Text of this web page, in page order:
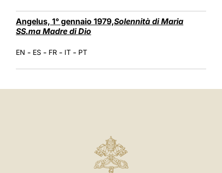
Angelus, 1° gennaio 1979,Solennità di Maria
SS.ma Madre di Dio
EN - ES - FR - IT - PT